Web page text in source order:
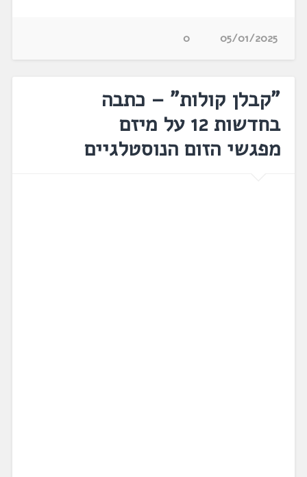
05/01/2025
0
"קבלן קולות" – כתבה
בחדשות 12 על מיזם
מפגשי הזום הנוסטלגיים